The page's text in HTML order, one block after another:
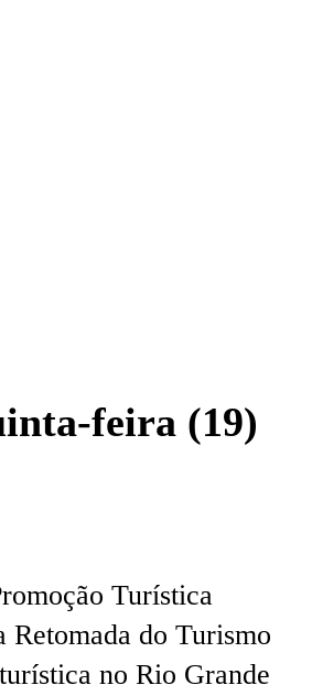
feira (19)
Turística
do Turismo
no Rio Grande